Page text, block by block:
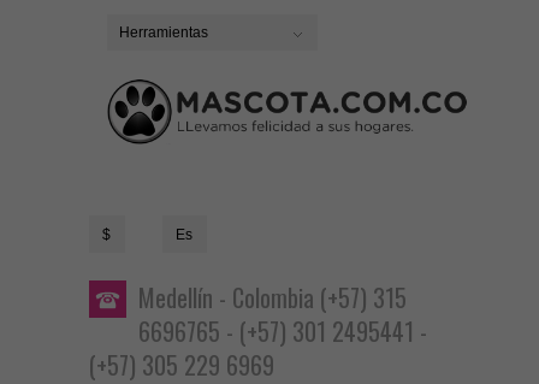
Herramientas
$ Es
Medellín - Colombia (+57) 315
6696765 - (+57) 301 2495441 -
(+57) 305 229 6969